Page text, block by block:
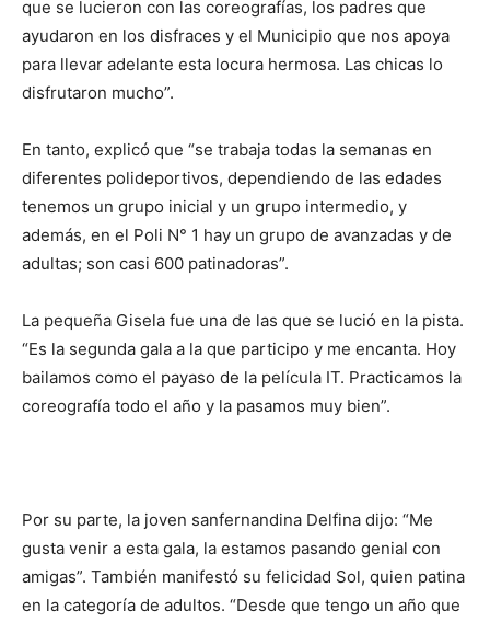
que se lucieron con las coreografías, los padres que
ayudaron en los disfraces y el Municipio que nos apoya
para llevar adelante esta locura hermosa. Las chicas lo
disfrutaron mucho”.
En tanto, explicó que “se trabaja todas la semanas en
diferentes polideportivos, dependiendo de las edades
tenemos un grupo inicial y un grupo intermedio, y
además, en el Poli N° 1 hay un grupo de avanzadas y de
adultas; son casi 600 patinadoras”.
La pequeña Gisela fue una de las que se lució en la pista.
“Es la segunda gala a la que participo y me encanta. Hoy
bailamos como el payaso de la película IT. Practicamos la
coreografía todo el año y la pasamos muy bien”.
Por su parte, la joven sanfernandina Delfina dijo: “Me
gusta venir a esta gala, la estamos pasando genial con
amigas”. También manifestó su felicidad Sol, quien patina
en la categoría de adultos. “Desde que tengo un año que